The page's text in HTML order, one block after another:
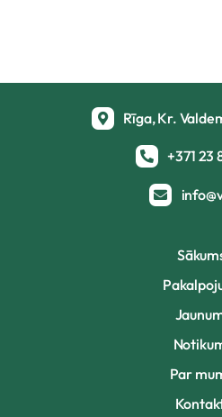
Rīga, Kr.
+371 23
Par